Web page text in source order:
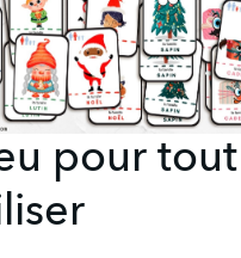
pour tout